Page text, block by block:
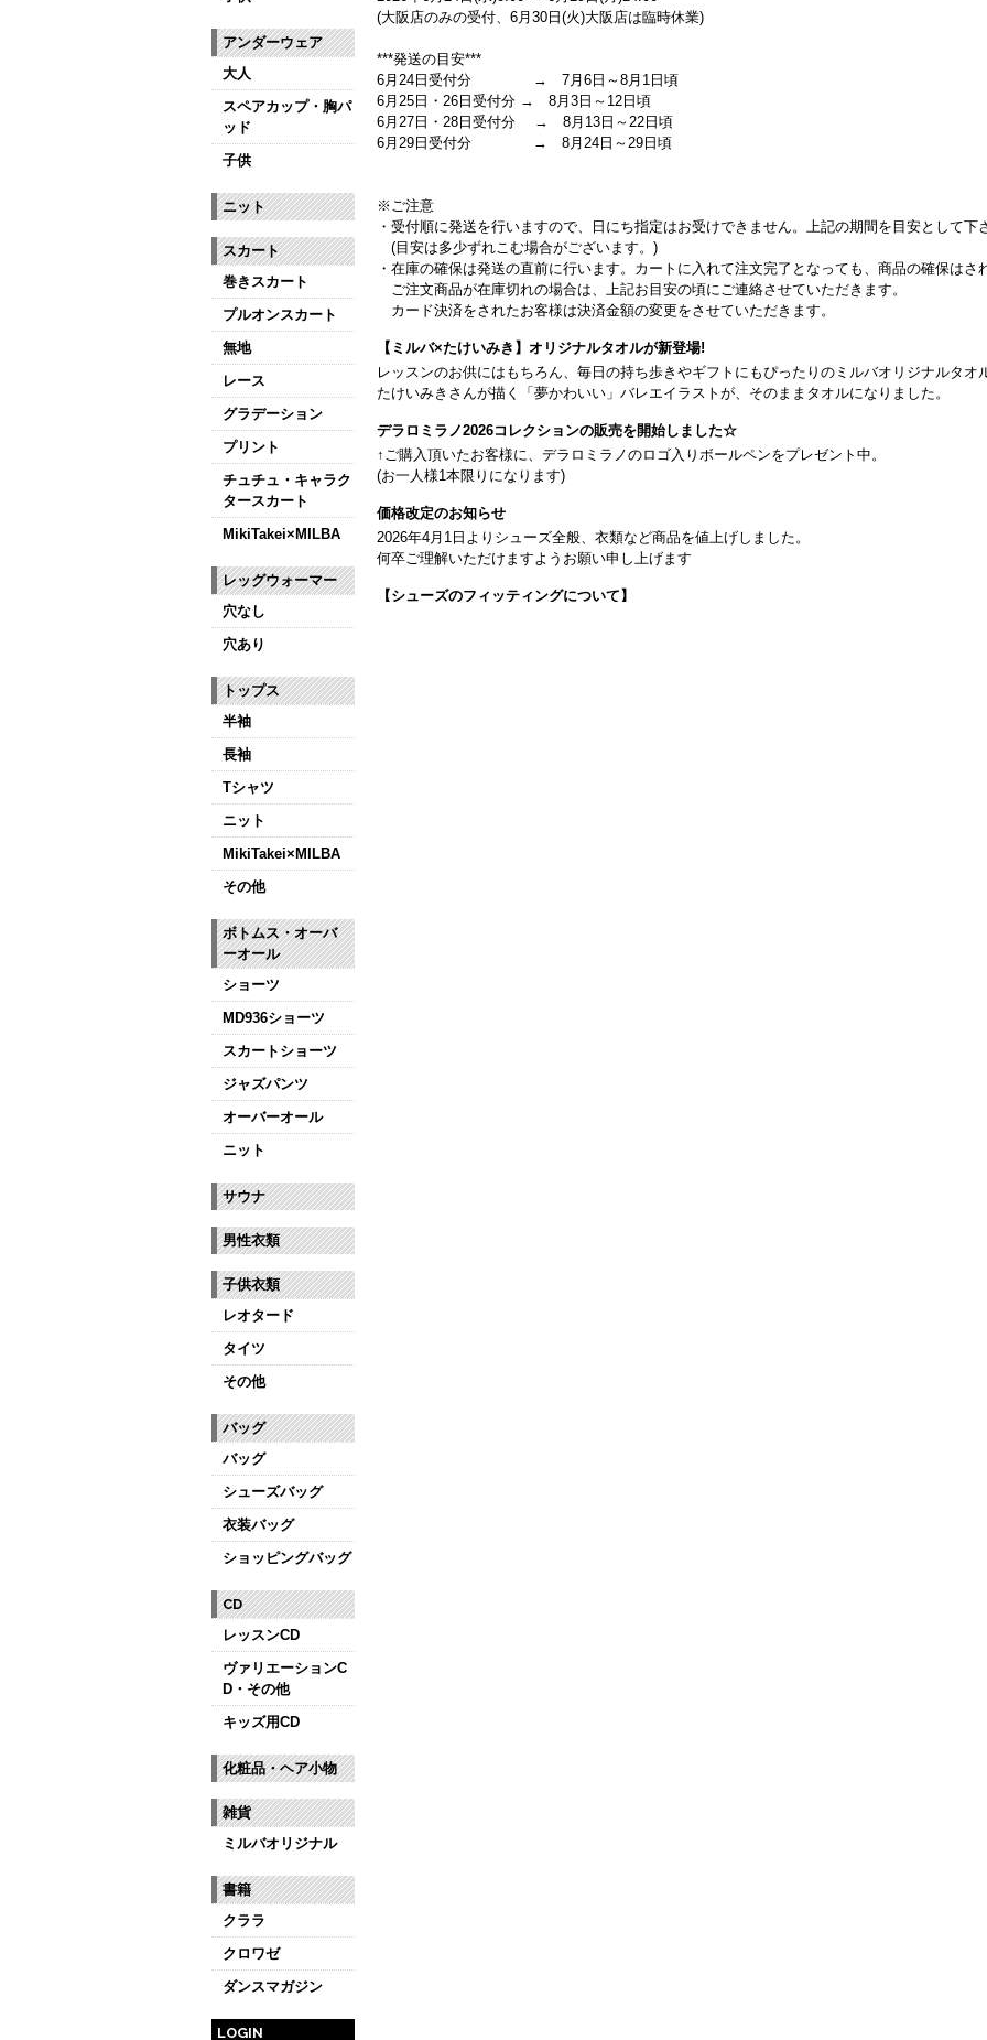
(大阪店のみの受付、6月30日(火)大阪店は臨時休業)
***発送の目安***
6月24日受付分 → 7月6日～8月1日頃
6月25日・26日受付分 → 8月3日～12日頃
6月27日・28日受付分 → 8月13日～22日頃
6月29日受付分 → 8月24日～29日頃
※ご注意
・受付順に発送を行いますので、日にち指定はお受けできません。上記の期間を目安として下
(目安は多少ずれこむ場合がございます。)
・在庫の確保は発送の直前に行います。カートに入れて注文完了となっても、商品の確保はさ
ご注文商品が在庫切れの場合は、上記お目安の頃にご連絡させていただきます。
カード決済をされたお客様は決済金額の変更をさせていただきます。
【ミルバ×たけいみき】オリジナルタオルが新登場!
レッスンのお供にはもちろん、毎日の持ち歩きやギフトにもぴったりのミルバオリジナルタオ
たけいみきさんが描く「夢かわいい」バレエイラストが、そのままタオルになりました。
デラロミラノ2026コレクションの販売を開始しました☆
↑ご購入頂いたお客様に、デラロミラノのロゴ入りボールペンをプレゼント中。
(お一人様1本限りになります)
価格改定のお知らせ
2026年4月1日よりシューズ全般、衣類など商品を値上げしました。
何卒ご理解いただけますようお願い申し上げます
【シューズのフィッティングについて】
アンダーウェア
大人
スペアカップ・胸パ
ッド
子供
ニット
スカート
巻きスカート
プルオンスカート
無地
レース
グラデーション
プリント
チュチュ・キャラク
タースカート
MikiTakei×MILBA
レッグウォーマー
穴なし
穴あり
トップス
半袖
長袖
Tシャツ
ニット
MikiTakei×MILBA
その他
ボトムス・オーバ
ーオール
ショーツ
MD936ショーツ
スカートショーツ
ジャズパンツ
オーバーオール
ニット
サウナ
男性衣類
子供衣類
レオタード
タイツ
その他
バッグ
バッグ
シューズバッグ
衣装バッグ
ショッピングバッグ
CD
レッスンCD
ヴァリエーションC
D・その他
キッズ用CD
化粧品・ヘア小物
雑貨
ミルバオリジナル
書籍
クララ
クロワゼ
ダンスマガジン
LOGIN